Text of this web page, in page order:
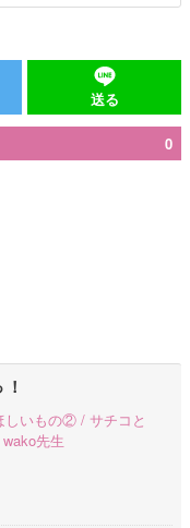
送る
0
しいもの② / サチコと
先生